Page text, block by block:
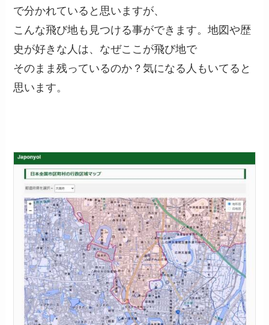
で分かれていると思いますが、
こんな飛び地も見つける事ができます。地図や歴
史が好きな人は、なぜここが飛び地で
そのまま残っているのか？気になる人もいてると
思います。